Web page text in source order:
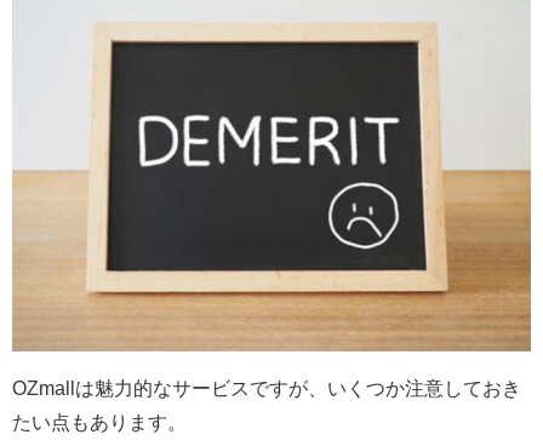
OZmallは魅力的なサービスですが、いくつか注意しておき
たい点もあります。